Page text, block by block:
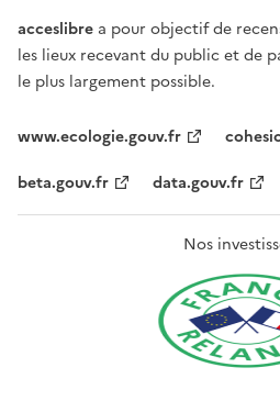
acceslibre a pour objectif de
les lieux recevant du public et de
le plus largement possible.
www.ecologie.gouv.fr
beta.gouv.fr
data.gouv.fr
Nos